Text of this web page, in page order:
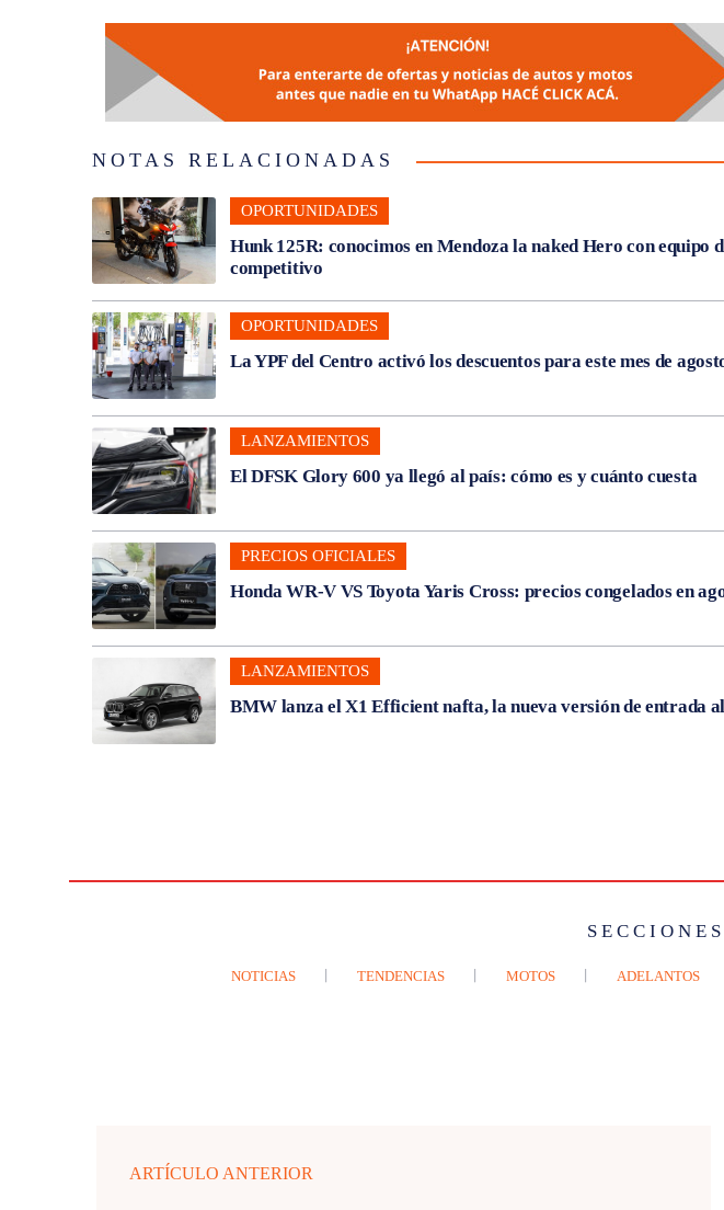
NOTAS RELACIONADAS
OPORTUNIDADES
Hunk 125R: conocimos en Mendoza la naked Hero con equipo
competitivo
OPORTUNIDADES
La YPF del Centro activó los descuentos para este mes de
LANZAMIENTOS
El DFSK Glory 600 ya llegó al país: cómo es y cuánto cuesta
PRECIOS OFICIALES
Honda WR-V VS Toyota Yaris Cross: precios congelados en
LANZAMIENTOS
BMW lanza el X1 Efficient nafta, la nueva versión de entrada
NOTICIAS TENDENCIAS MOTOS ADELANTOS
ARTÍCULO ANTERIOR